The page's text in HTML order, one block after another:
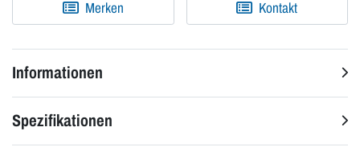
Merken Kontakt
Informationen
Spezifikationen